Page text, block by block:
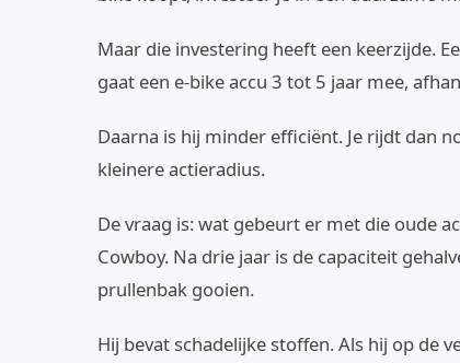
Maar die investering heeft een keerzijde.
gaat een e-bike accu 3 tot 5 jaar mee,
Daarna is hij minder efficiënt. Je rijdt dan
kleinere actieradius.
De vraag is: wat gebeurt er met die oude
Cowboy. Na drie jaar is de capaciteit
prullenbak gooien.
Hij bevat schadelijke stoffen. Als hij op de